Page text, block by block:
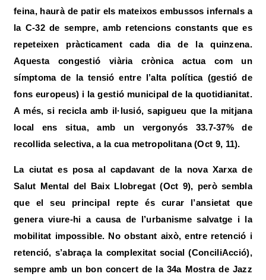
feina, haurà de patir els mateixos embussos infernals a
la C-32 de sempre, amb retencions constants que es
repeteixen pràcticament cada dia de la quinzena.
Aquesta congestió viària crònica actua com un
símptoma de la tensió entre l’alta política (gestió de
fons europeus) i la gestió municipal de la quotidianitat.
A més, si recicla amb il·lusió, sapigueu que la mitjana
local ens situa, amb un vergonyós 33.7-37% de
recollida selectiva, a la cua metropolitana (Oct 9, 11).
La ciutat es posa al capdavant de la nova Xarxa de
Salut Mental del Baix Llobregat (Oct 9), però sembla
que el seu principal repte és curar l’ansietat que
genera viure-hi a causa de l’urbanisme salvatge i la
mobilitat impossible. No obstant això, entre retenció i
retenció, s’abraça la complexitat social (ConciliAcció),
sempre amb un bon concert de la 34a Mostra de Jazz